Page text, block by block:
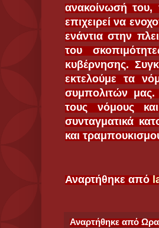
ανακοίνωσή του,
επιχειρεί να
ενάντια στην
του
κυβέρνησης.
εκτελούμε τα
συμπολιτών
τους νόμους
συνταγματικά
και
Αναρτήθηκε από
Αναρτήθηκε από